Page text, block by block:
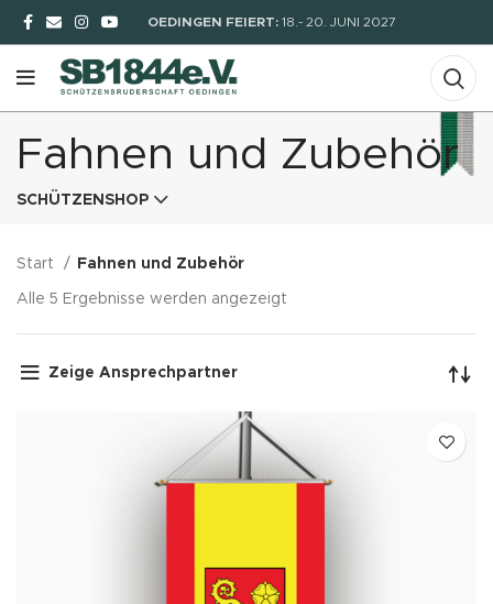
OEDINGEN FEIERT: 18.- 20. JUNI 2027
Fahnen und Zubehör
SCHÜTZENSHOP
Start Fahnen und Zubehör
Alle 5 Ergebnisse werden angezeigt
Zeige Ansprechpartner